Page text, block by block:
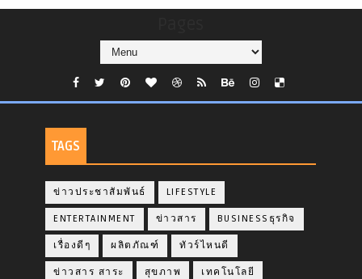
TAGS
ข่าวประชาสัมพันธ์ LIFESTYLE
ENTERTAINMENT ข่าวสาร BUSINESSธุรกิจ
เรื่องดีๆ ผลิตภัณฑ์ ทัวร์ไหนดี
ข่าวสาร สาระ สุขภาพ เทคโนโลยี